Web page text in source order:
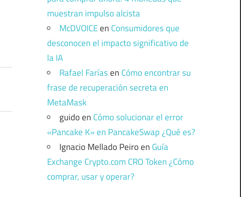
muestran impulso alcista
McDVOICEen Consumidores que
desconocen el impacto significativo de
la IA
Rafael Faríasen Cómo encontrar su
frase de recuperación secreta en
MetaMask
guidoen Cómo solucionar el error
«Pancake K» en PancakeSwap ¿Qué es?
Ignacio Mellado Peiroen Guía
Exchange Crypto.com CRO Token ¿Cómo
comprar, usar y operar?